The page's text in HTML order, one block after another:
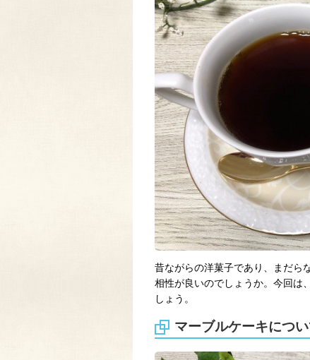
昔ながらの洋菓子であり、まだら
相性が良いのでしょうか。今回は
しょう。
マーブルケーキにつ